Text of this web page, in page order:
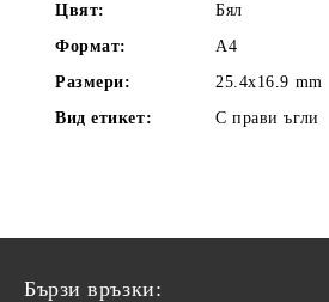
Цвят:
Бял
Формат:
A4
Размери:
25.4x16.9 mm
Вид етикет:
С прави ъгли
Бързи връзки: